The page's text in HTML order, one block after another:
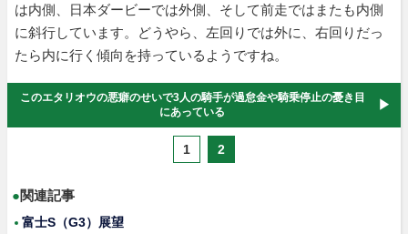
は内側、日本ダービーでは外側、そして前走ではまたも内側
に斜行しています。どうやら、左回りでは外に、右回りだっ
たら内に行く傾向を持っているようですね。
このエタリオウの悪癖のせいで3人の騎手が過怠金や騎乗停止の憂き目
にあっている
1 2
●関連記事
富士S（G3）展望